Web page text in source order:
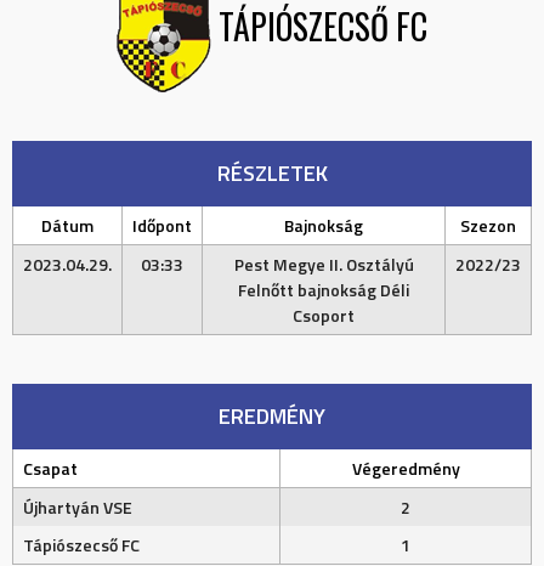
TÁPIÓSZECSŐ FC
RÉSZLETEK
Dátum Időpont Bajnokság
Szezon
2023.04.29.
03:33
Pest Megye II. Osztályú
Felnőtt bajnokság Déli
Csoport
2022/23
EREDMÉNY
Csapat
Végeredmény
Újhartyán VSE
2
Tápiószecső FC
1